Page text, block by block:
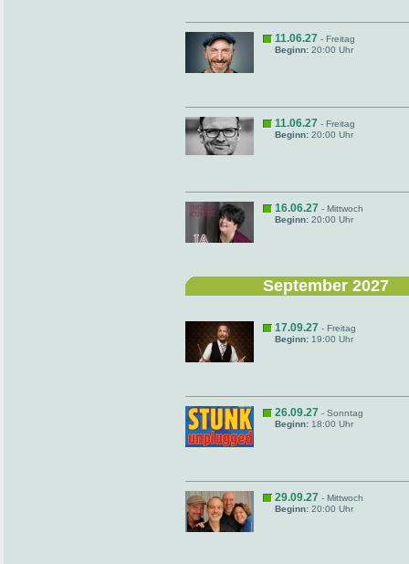
11.06.27 - Freitag
Beginn: 20:00 Uhr
11.06.27 - Freitag
Beginn: 20:00 Uhr
16.06.27 - Mittwoch
Beginn: 20:00 Uhr
September 2027
17.09.27 - Freitag
Beginn: 19:00 Uhr
26.09.27 - Sonntag
Beginn: 18:00 Uhr
29.09.27 - Mittwoch
Beginn: 20:00 Uhr